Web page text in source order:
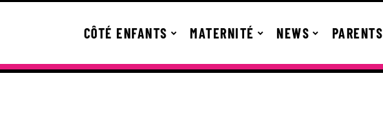
CÔTÉ ENFANTS MATERNITÉ NEWS PARENTS